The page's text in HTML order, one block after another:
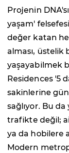
Projenin
yaşam'
değer katan
alması,
yaşayabilmek
Residences '5
sakinlerine
sağlıyor. Bu
trafikte değil;
ya da hobilere
Modern